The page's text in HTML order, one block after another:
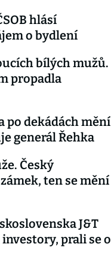
hlásí
o bydlení
bílých mužů.
propadla
po dekádách mění
generál Řehka
Český
ten se mění
J&T
prali se o